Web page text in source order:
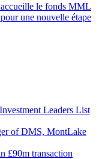
le fonds MML
une nouvelle étape
Leaders List
of DMS, MontLake
£90m transaction